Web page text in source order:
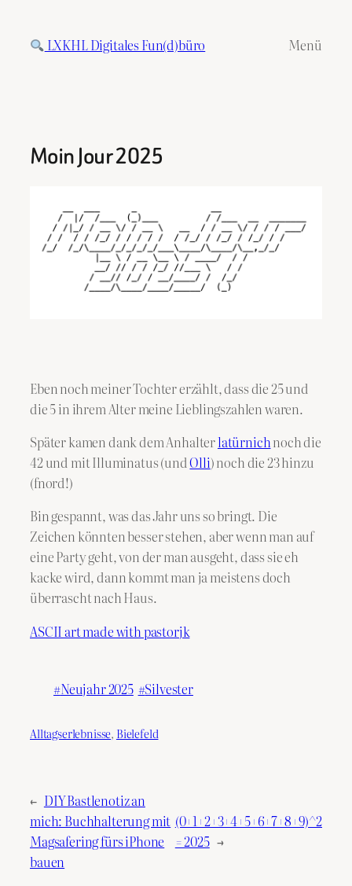
Inhalt
springen
LXKHL Digitales Fun(d)büro Menü
Moin Jour 2025
Eben noch meiner Tochter erzählt, dass die 25 und
die 5 in ihrem Alter meine Lieblingszahlen waren.
Später kamen dank dem Anhalterlatürnichnoch die
42 und mit Illuminatus (undOlli) noch die 23 hinzu
(fnord!)
Bin gespannt, was das Jahr uns so bringt. Die
Zeichen könnten besser stehen, aber wenn man auf
eine Party geht, von der man ausgeht, dass sie eh
kacke wird, dann kommt man ja meistens doch
überrascht nach Haus.
ASCII art made with pastorjk
Neujahr 2025 Silvester
Alltagserlebnisse, Bielefeld
← DIY Bastlenotiz an
mich: Buchhalterung mit
Magsafering fürs iPhone
bauen
(0+1+2+3+4+5+6+7+8+9)^2
= 2025 →